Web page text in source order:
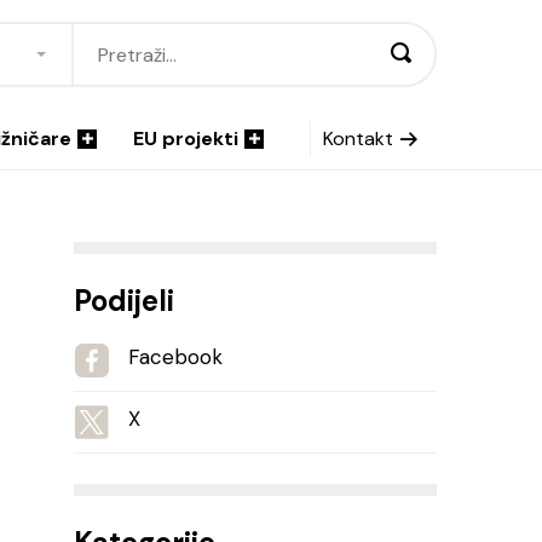
EU projekti Kontakt
Podijeli
Facebook
X